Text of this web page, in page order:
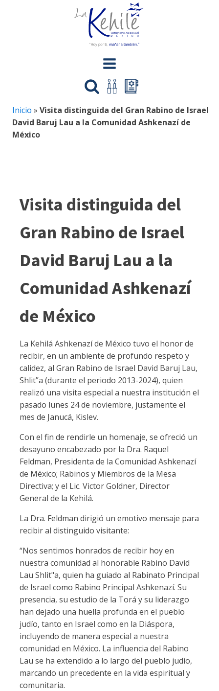
Inicio » Visita distinguida del Gran Rabino de Israel
David Baruj Lau a la Comunidad Ashkenazí de
México
Visita distinguida del
Gran Rabino de Israel
David Baruj Lau a la
Comunidad Ashkenazí
de México
La Kehilá Ashkenazí de México tuvo el honor de
recibir, en un ambiente de profundo respeto y
calidez, al Gran Rabino de Israel David Baruj Lau,
Shlit”a (durante el periodo 2013-2024), quien
realizó una visita especial a nuestra institución el
pasado lunes 24 de noviembre, justamente el
mes de Janucá, Kislev.
Con el fin de rendirle un homenaje, se ofreció un
desayuno encabezado por la Dra. Raquel
Feldman, Presidenta de la Comunidad Ashkenazí
de México; Rabinos y Miembros de la Mesa
Directiva; y el Lic. Victor Goldner, Director
General de la Kehilá.
La Dra. Feldman dirigió un emotivo mensaje para
recibir al distinguido visitante:
“Nos sentimos honrados de recibir hoy en
nuestra comunidad al honorable Rabino David
Lau Shlit"a, quien ha guiado al Rabinato Principal
de Israel como Rabino Principal Ashkenazí. Su
presencia, su estudio de la Torá y su liderazgo
han dejado una huella profunda en el pueblo
judío, tanto en Israel como en la Diáspora,
incluyendo de manera especial a nuestra
comunidad en México. La influencia del Rabino
Lau se ha extendido a lo largo del pueblo judío,
marcando un precedente en la vida espiritual y
comunitaria.